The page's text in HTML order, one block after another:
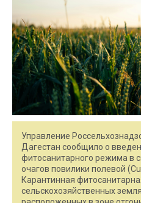
Управление
Дагестан сообщило о
фитосанитарного режима в
очагов повилики полевой
Карантинная
сельскохозяйственных